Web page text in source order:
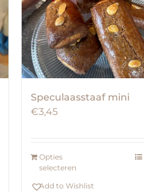
Speculaasstaaf mini
€3,45
Opties
selecteren
Add to Wishlist